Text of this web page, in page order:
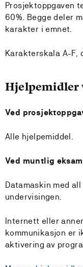
Prosjektoppgaven
60%. Begge deler
karakter i emnet.
Karakterskala A-F,
Hjelpemidler
Ved
Alle hjelpemiddel.
Ved muntlig
Datamaskin med
undervisingen.
Internett eller
kommunikasjon er
aktivering av